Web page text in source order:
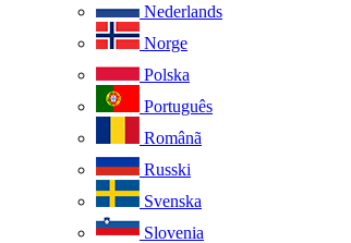
Nederlands
Norge
Polska
Português
Românã
Russki
Svenska
Slovenia